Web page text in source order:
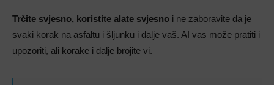
Trčite svjesno, koristite alate svjesno i ne zaboravite da je
svaki korak na asfaltu i šljunku i dalje vaš. AI vas može pratiti i
upozoriti, ali korake i dalje brojite vi.